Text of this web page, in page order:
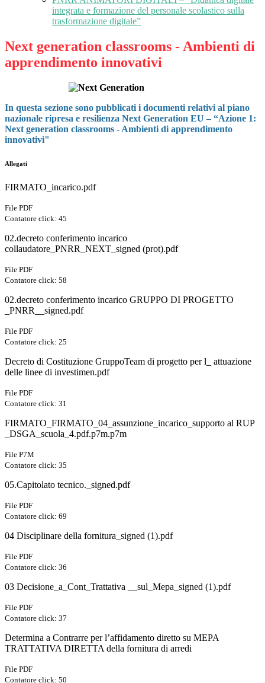
integrata e formazione del personale scolastico sulla
trasformazione digitale”
Next generation classrooms - Ambienti di
apprendimento innovativi
In questa sezione sono pubblicati i documenti relativi al piano
nazionale ripresa e resilienza Next Generation EU – “Azione 1:
Next generation classrooms - Ambienti di apprendimento
innovativi"
Allegati
FIRMATO_incarico.pdf
File PDF
Contatore click: 45
02.decreto conferimento incarico
collaudatore_PNRR_NEXT_signed (prot).pdf
File PDF
Contatore click: 58
02.decreto conferimento incarico GRUPPO DI PROGETTO
_PNRR__signed.pdf
File PDF
Contatore click: 25
Decreto di Costituzione GruppoTeam di progetto per l_ attuazione
delle linee di investimen.pdf
File PDF
Contatore click: 31
FIRMATO_FIRMATO_04_assunzione_incarico_supporto al RUP
_DSGA_scuola_4.pdf.p7m.p7m
File P7M
Contatore click: 35
05.Capitolato tecnico._signed.pdf
File PDF
Contatore click: 69
04 Disciplinare della fornitura_signed (1).pdf
File PDF
Contatore click: 36
03 Decisione_a_Cont_Trattativa __sul_Mepa_signed (1).pdf
File PDF
Contatore click: 37
Determina a Contrarre per l’affidamento diretto su MEPA
TRATTATIVA DIRETTA della fornitura di arredi
File PDF
Contatore click: 50